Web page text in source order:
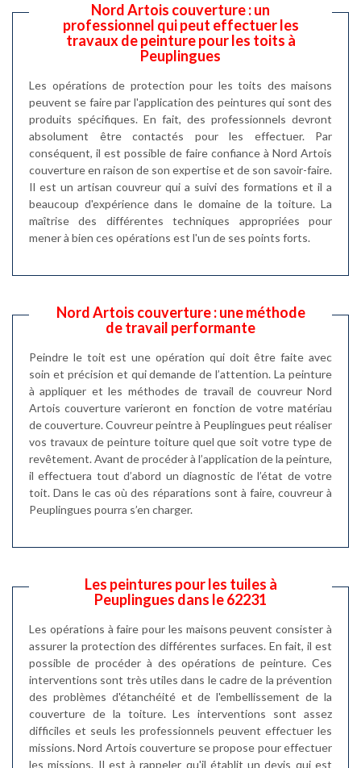
Nord Artois couverture : un
professionnel qui peut effectuer les
travaux de peinture pour les toits à
Peuplingues
Les opérations de protection pour les toits des maisons
peuvent se faire par l'application des peintures qui sont des
produits spécifiques. En fait, des professionnels devront
absolument être contactés pour les effectuer. Par
conséquent, il est possible de faire confiance à Nord Artois
couverture en raison de son expertise et de son savoir-faire.
Il est un artisan couvreur qui a suivi des formations et il a
beaucoup d'expérience dans le domaine de la toiture. La
maîtrise des différentes techniques appropriées pour
mener à bien ces opérations est l'un de ses points forts.
Nord Artois couverture : une méthode
de travail performante
Peindre le toit est une opération qui doit être faite avec
soin et précision et qui demande de l’attention. La peinture
à appliquer et les méthodes de travail de couvreur Nord
Artois couverture varieront en fonction de votre matériau
de couverture. Couvreur peintre à Peuplingues peut réaliser
vos travaux de peinture toiture quel que soit votre type de
revêtement. Avant de procéder à l’application de la peinture,
il effectuera tout d’abord un diagnostic de l’état de votre
toit. Dans le cas où des réparations sont à faire, couvreur à
Peuplingues pourra s’en charger.
Les peintures pour les tuiles à
Peuplingues dans le 62231
Les opérations à faire pour les maisons peuvent consister à
assurer la protection des différentes surfaces. En fait, il est
possible de procéder à des opérations de peinture. Ces
interventions sont très utiles dans le cadre de la prévention
des problèmes d'étanchéité et de l'embellissement de la
couverture de la toiture. Les interventions sont assez
difficiles et seuls les professionnels peuvent effectuer les
missions. Nord Artois couverture se propose pour effectuer
les missions. Il est à rappeler qu'il établit un devis qui est